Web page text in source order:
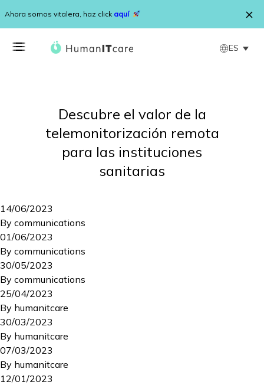
Ahora somos vitalera, haz click aquí
ES
Descubre el valor de la
telemonitorización remota
para las instituciones
sanitarias
14/06/2023
By communications
01/06/2023
By communications
30/05/2023
By communications
25/04/2023
By humanitcare
30/03/2023
By humanitcare
07/03/2023
By humanitcare
12/01/2023